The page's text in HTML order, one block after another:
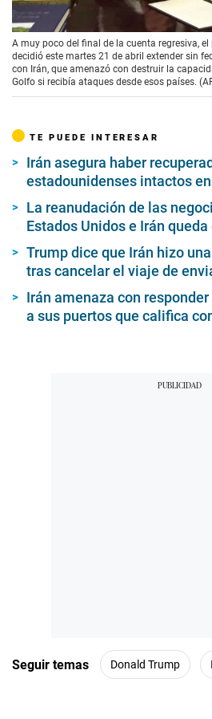
A muy poco del final de la cuenta regresiva,
decidió este martes 21 de abril extender sin
con Irán, que amenazó con destruir la
Golfo si recibía ataques desde esos países.
TE PUEDE INTERESAR
Irán asegura haber
estadounidenses intactos
La reanudación de las
Estados Unidos e Irán
Trump dice que Irán hizo
tras cancelar el viaje de
Irán amenaza con responder
a sus puertos que califica
Seguir temas Donald Trump